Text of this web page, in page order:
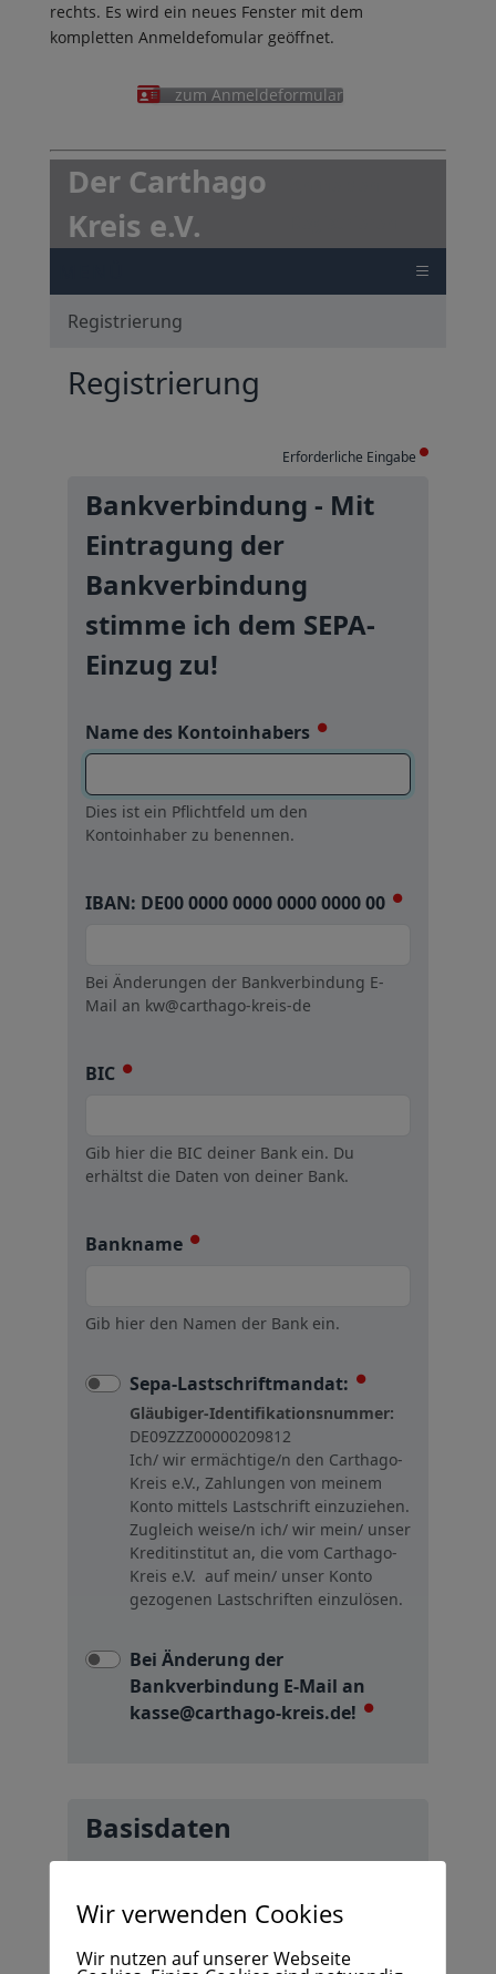
rechts. Es wird ein neues Fenster mit dem
kompletten Anmeldefomular geöffnet.
zum Anmeldeformular
Wir verwenden Cookies
Wir nutzen auf unserer Webseite